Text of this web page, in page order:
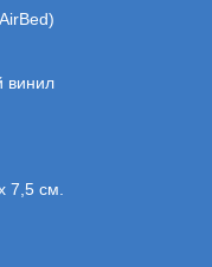
винил
7,5 см.